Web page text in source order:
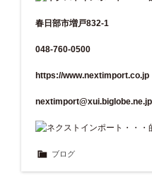
春日部市増戸832-1
048-760-0500
https://www.nextimport.co.jp
nextimport@xui.biglobe.ne.jp
ブログ